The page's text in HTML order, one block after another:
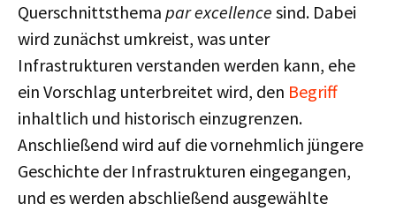
Querschnittsthema par excellence sind. Dabei
wird zunächst umkreist, was unter
Infrastrukturen verstanden werden kann, ehe
ein Vorschlag unterbreitet wird, den Begriff
inhaltlich und historisch einzugrenzen.
Anschließend wird auf die vornehmlich jüngere
Geschichte der Infrastrukturen eingegangen,
und es werden abschließend ausgewählte